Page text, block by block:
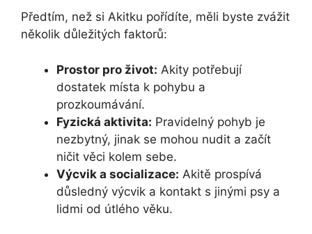
Předtím, než si Akitku pořídíte, měli byste zvážit
několik důležitých faktorů:
Prostor pro život: Akity potřebují
dostatek místa k pohybu a
prozkoumávání.
Fyzická aktivita: Pravidelný pohyb je
nezbytný, jinak se mohou nudit a začít
ničit věci kolem sebe.
Výcvik a socializace: Akitě prospívá
důsledný výcvik a kontakt s jinými psy a
lidmi od útlého věku.